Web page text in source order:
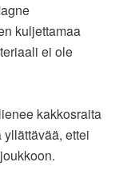
kuljettamaa
ei ole
kakkosraita
yllättävää, ettei